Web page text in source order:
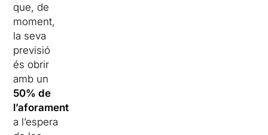
que, de
moment,
la seva
previsió
és obrir
amb un
50% de
l’aforament
a l’espera